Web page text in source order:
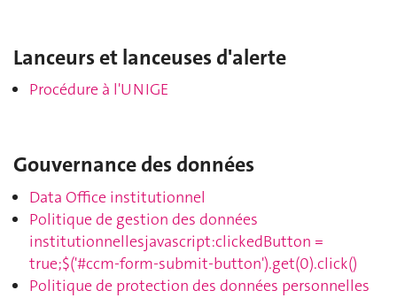
Lanceurs et lanceuses d'alerte
Procédure à l'UNIGE
Gouvernance des données
Data Office institutionnel
Politique de gestion des données
institutionnellesjavascript:clickedButton =
true;$('#ccm-form-submit-button').get(0).click()
Politique de protection des données personnelles